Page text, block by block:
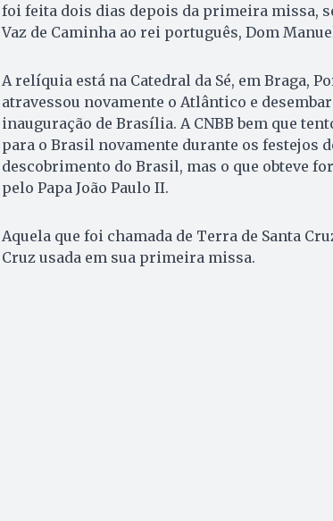
foi feita dois dias depois da primeira missa,
Vaz de Caminha ao rei português, Dom
A relíquia está na Catedral da Sé, em Braga,
atravessou novamente o Atlântico e
inauguração de Brasília. A CNBB bem que
para o Brasil novamente durante os festejos
descobrimento do Brasil, mas o que obteve
pelo Papa João Paulo II.
Aquela que foi chamada de Terra de Santa
Cruz usada em sua primeira missa.